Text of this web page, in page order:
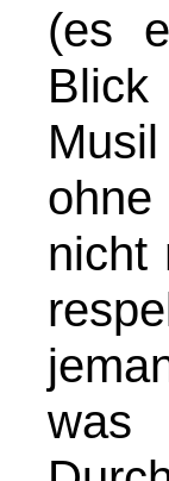
(es
nicht